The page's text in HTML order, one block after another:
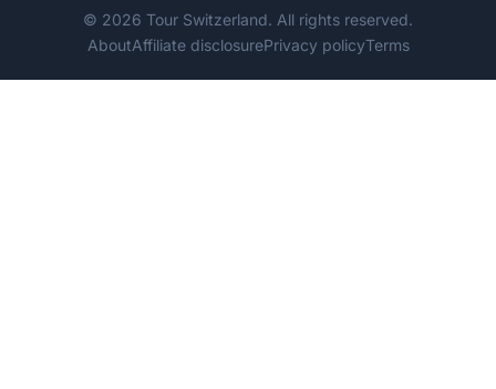
© 2026 Tour Switzerland. All rights reserved.
AboutAffiliate disclosurePrivacy policyTerms